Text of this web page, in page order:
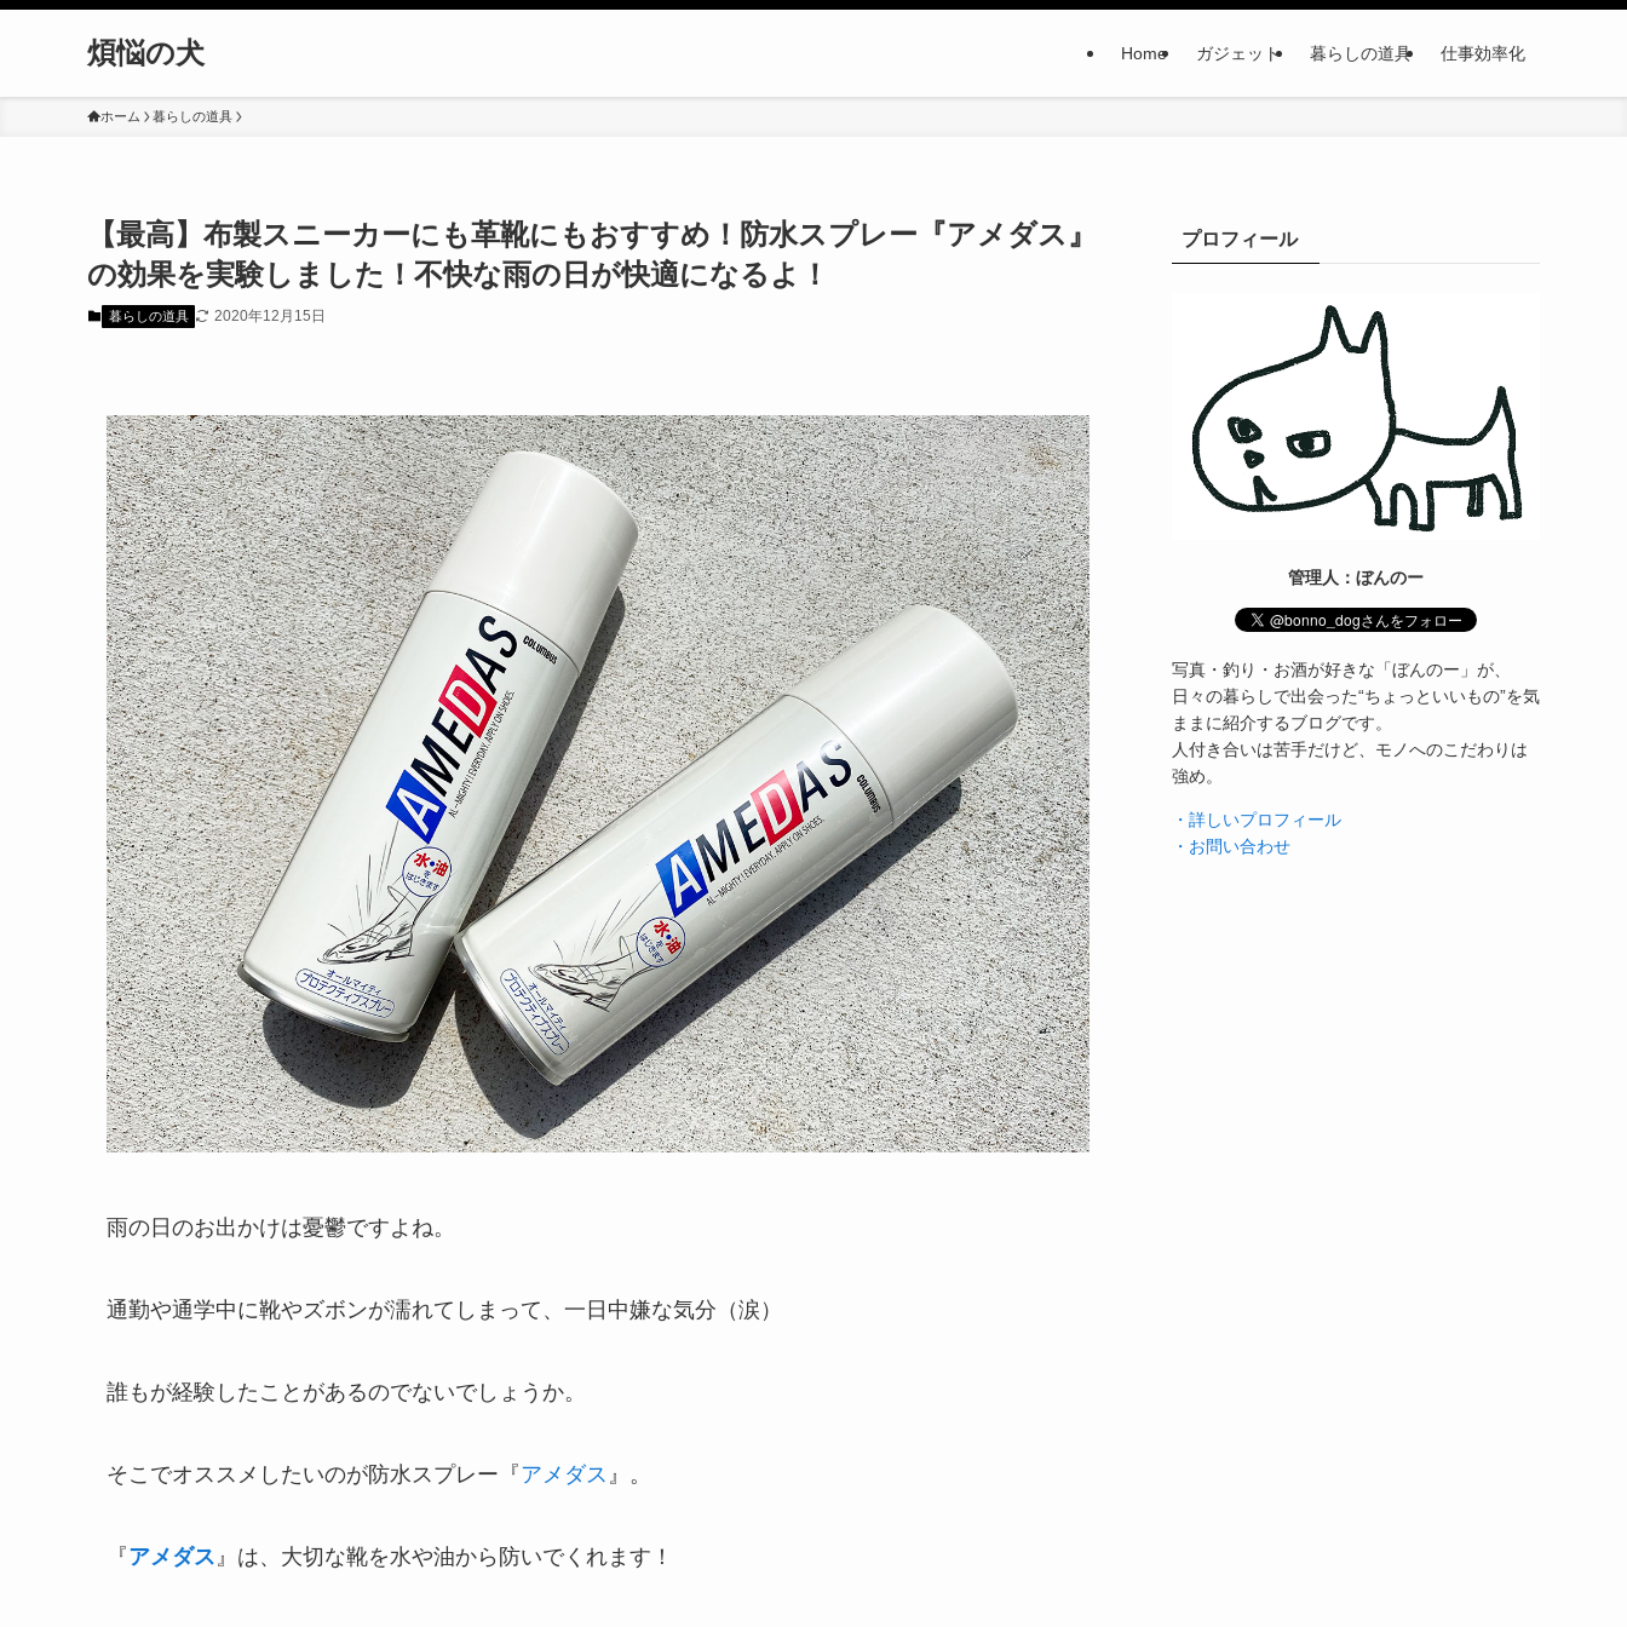
煩悩の犬 Home ガジェット 暮らしの道具 仕事効率化
ホーム 暮らしの道具
【最高】布製スニーカーにも革靴にもおすすめ！防水スプレー『アメダス』
の効果を実験しました！不快な雨の日が快適になるよ！
暮らしの道具 2020年12月15日
雨の日のお出かけは憂鬱ですよね。
通勤や通学中に靴やズボンが濡れてしまって、一日中嫌な気分（涙）
誰もが経験したことがあるのでないでしょうか。
そこでオススメしたいのが防水スプレー『アメダス 』。
『アメダス』は、大切な靴を水や油から防いでくれます！
プロフィール
管理人：ぼんのー
写真・釣り・お酒が好きな「ぼんのー」が、
日々の暮らしで出会った“ちょっといいもの”を気
ままに紹介するブログです。
人付き合いは苦手だけど、モノへのこだわりは
強め。
・詳しいプロフィール
・お問い合わせ